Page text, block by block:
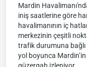
Mardin
iniş saatlerine göre
havalimanının iç
merkezinin çeşitli
trafik durumuna
yol boyunca